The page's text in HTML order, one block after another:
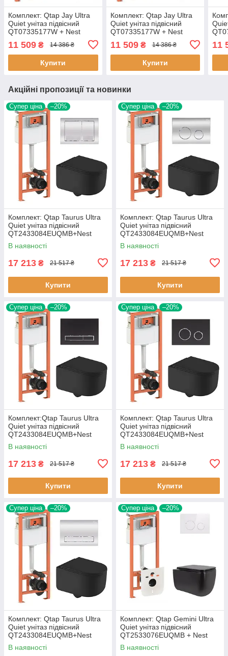
Комплект: Qtap Jay Ultra
Quiet унітаз підвісний
QT07335177W + Nest
комплект інсталяції 4 в 1
(кругла клавіша
11 509 ₴ 14 386 ₴
Купити
Комплект: Qtap Jay Ultra
Quiet унітаз підвісний
QT07335177W + Nest
(лінійна клавіша
11 509₴ 14 386 ₴
Купити
11
Акційні пропозиції та новинки
Супер ціна –20%
Комплект: Qtap Taurus Ultra
Quiet унітаз підвісний
QT2433084EUQMB+Nest
комплект інсталяції 4в1
(Кавіша
В наявності
17 213 ₴ 21 517 ₴
Купити
Супер ціна –20%
Комплект: Qtap Taurus Ultra
Quiet унітаз підвісний
QT2433084EUQMB+Nest
комплект інсталяції 4в1
(Кавіша
В наявності
17 213 ₴ 21 517 ₴
Купити
Супер ціна –20%
Комплект:Qtap Taurus Ultra
Quiet унітаз підвісний
QT2433084EUQMB+Nest
комплект інсталяції 4в1
(Кавіша
В наявності
17 213 ₴ 21 517 ₴
Купити
Супер ціна –20%
Комплект: Qtap Taurus Ultra
Quiet унітаз підвісний
QT2433084EUQMB+Nest
комплект інсталяції 4в1
(Кавіша
В наявності
17 213 ₴ 21 517 ₴
Купити
Супер ціна –20%
Комплект: Qtap Taurus Ultra
Quiet унітаз підвісний
QT2433084EUQMB+Nest
комплект інсталяції 4в1
(Кавіша
В наявності
Супер ціна –20%
Комплект: Qtap Gemini Ultra
Quiet унітаз підвісний
QT2533076EUQMB + Nest
комплект інсталяції 4в1
(Кавіша
В наявності